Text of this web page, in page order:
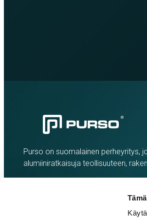
Purso on suomalainen perheyritys,
alumiiniratkaisuja teollisuuteen,